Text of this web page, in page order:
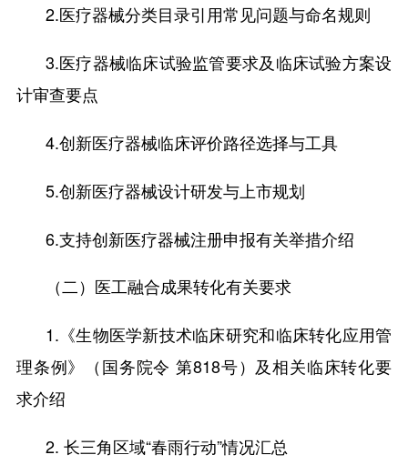
2.医疗器械分类目录引用常见问题与命名规则
3.医疗器械临床试验监管要求及临床试验方案设
计审查要点
4.创新医疗器械临床评价路径选择与工具
5.创新医疗器械设计研发与上市规划
6.支持创新医疗器械注册申报有关举措介绍
（二）医工融合成果转化有关要求
1.《生物医学新技术临床研究和临床转化应用管
理条例》（国务院令 第818号）及相关临床转化要
求介绍
2. 长三角区域“春雨行动”情况汇总